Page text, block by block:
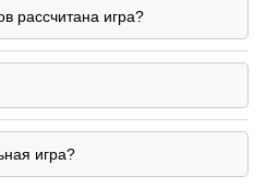
рассчитана игра?
игра?